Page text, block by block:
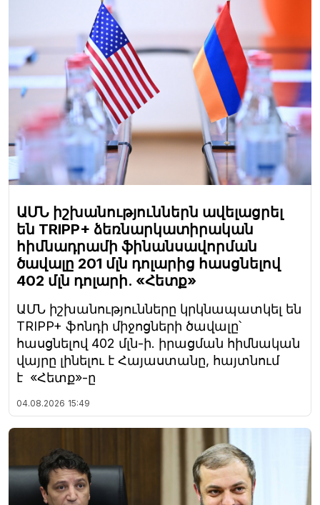
ԱՄՆ իշխանություններն ավելացրել
են TRIPP+ ձեռնարկատիրական
հիմնադրամի ֆինանսավորման
ծավալը 201 մլն դոլարից հասցնելով
402 մլն դոլարի. «Հետք»
ԱՄՆ իշխանությունները կրկնապատկել են
TRIPP+ ֆոնդի միջոցների ծավալը՝
հասցնելով 402 մլն-ի. իրացման հիմնական
վայրը լինելու է Հայաստանը, հայտնում
է «Հետք»-ը
04.08.2026 15:49